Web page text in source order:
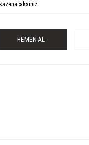
kazanacaksınız.
HEMEN AL